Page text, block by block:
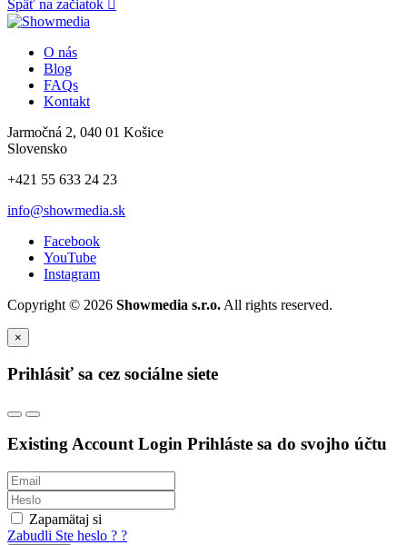
Späť na začiatok 
O nás
Blog
FAQs
Kontakt
Jarmočná 2, 040 01 Košice
Slovensko
+421 55 633 24 23
info@showmedia.sk
Facebook
YouTube
Instagram
Copyright © 2026 Showmedia s.r.o. All rights reserved.
×
Prihlásiť sa cez sociálne siete
Existing Account Login Prihláste sa do svojho účtu
Zapamätaj si
Zabudli Ste heslo ? ?